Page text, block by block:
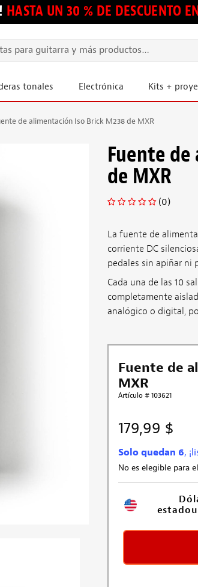
HASTA UN 30 % DE DESCUENTO
tonales Electrónica Kits +
de alimentación Iso Brick M238 de MXR
Fuente
de MXR
(0)
La fuente de
corriente DC
pedales sin apiñar ni
Cada una de las 10
completamente
analógico o digital,
Fuente de
MXR
Artículo # 103621
179,99 $
Solo quedan 6,
No es elegible para